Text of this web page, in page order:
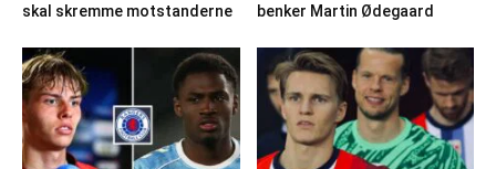
skal skremme motstanderne
benker Martin Ødegaard